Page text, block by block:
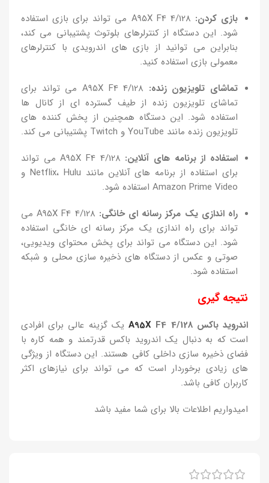
بازی کردن:
A95X F4 4/128 می تواند برای بازی استفاده
شود. این دستگاه از کنترلرهای بلوتوث پشتیبانی می کند،
بنابراین می توانید از بازی های اندرویدی با کنترلرهای
معمولی بازی استفاده کنید.
تماشای تلویزیون زنده:
A95X F4 4/128 می تواند برای
تماشای تلویزیون زنده از طیف گسترده ای از کانال ها
استفاده شود. این دستگاه همچنین از پخش کننده های
تلویزیون زنده مانند YouTube و Twitch پشتیبانی می کند.
استفاده از برنامه های آنلاین:
A95X F4 4/128 می تواند
برای استفاده از برنامه های آنلاین مانند Netflix، Hulu و
Amazon Prime Video استفاده شود.
راه اندازی یک مرکز رسانه ای خانگی:
A95X F4 4/128 می
تواند برای راه اندازی یک مرکز رسانه ای خانگی استفاده
شود. این دستگاه می تواند برای پخش محتوای ویدیویی،
صوتی و عکس از دستگاه های ذخیره سازی محلی و شبکه
استفاده شود.
نتیجه گیری
اندروید باکس A95X F4 4/128
یک گزینه عالی برای افرادی
است که به دنبال یک اندروید باکس قدرتمند و همه کاره با
فضای ذخیره سازی داخلی کافی هستند. این دستگاه از ویژگی
های زیادی برخوردار است که می تواند برای نیازهای اکثر
کاربران کافی باشد.
امیدواریم اطلاعات بالا برای شما مفید باشد